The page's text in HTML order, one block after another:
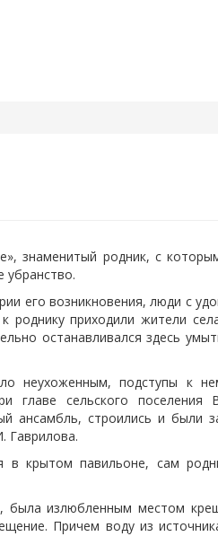
знаменитый родник, с
убранство.
его возникновения, люди с
роднику приходили жители
останавливался здесь
неухоженным, подступы к
главе сельского
ансамбль, строились и были
Гаврилова.
в крытом павильоне, сам
была излюбленным местом
Причем воду из